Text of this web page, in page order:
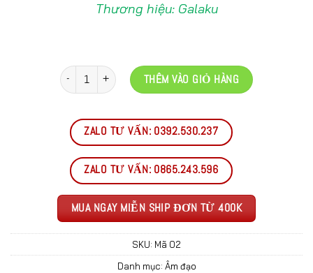
Thương hiệu: Galaku
Số lượng THÊM VÀO GIỎ HÀNG
ZALO TƯ VẤN: 0392.530.237
ZALO TƯ VẤN: 0865.243.596
MUA NGAY MIỄN SHIP ĐƠN TỪ 400K
SKU: Mã 02
Danh mục: Âm đạo